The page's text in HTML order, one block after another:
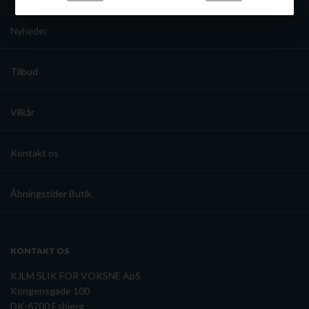
Nyheder
Tilbud
Vilkår
Kontakt os
Åbningstider Butik
KONTAKT OS
KJLM SLIK FOR VOKSNE ApS
Kongensgade 100
DK-6700 Esbjerg